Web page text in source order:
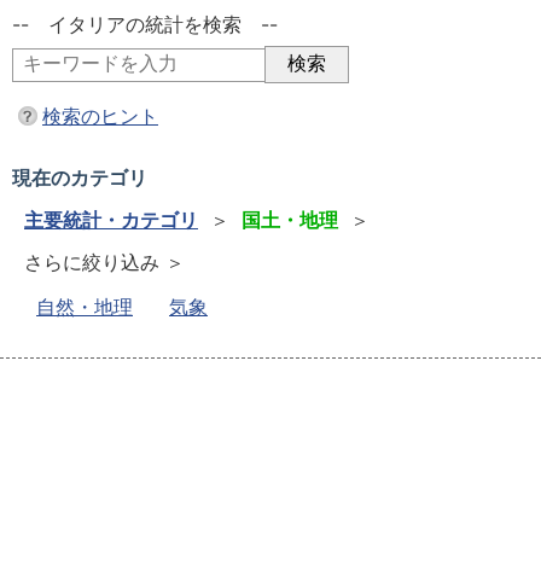
-- イタリアの統計を検索 --
検索のヒント
現在のカテゴリ
主要統計・カテゴリ
＞ 国土・地理 ＞
さらに絞り込み ＞
自然・地理
気象